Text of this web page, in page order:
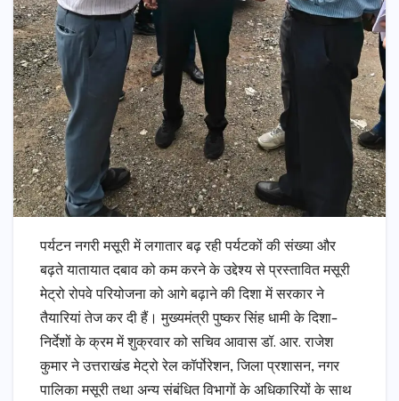
पर्यटन नगरी मसूरी में लगातार बढ़ रही पर्यटकों की संख्या और
बढ़ते यातायात दबाव को कम करने के उद्देश्य से प्रस्तावित मसूरी
मेट्रो रोपवे परियोजना को आगे बढ़ाने की दिशा में सरकार ने
तैयारियां तेज कर दी हैं। मुख्यमंत्री पुष्कर सिंह धामी के दिशा-
निर्देशों के क्रम में शुक्रवार को सचिव आवास डॉ. आर. राजेश
कुमार ने उत्तराखंड मेट्रो रेल कॉर्पोरेशन, जिला प्रशासन, नगर
पालिका मसूरी तथा अन्य संबंधित विभागों के अधिकारियों के साथ